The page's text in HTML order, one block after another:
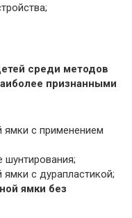
среди методов
признанными
ямки с применением
шунтирования;
с дурапластикой;
ямки без